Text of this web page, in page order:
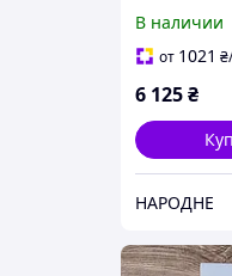
В наличии
от 1021 ₴
6 125₴
НАРОДНЕ